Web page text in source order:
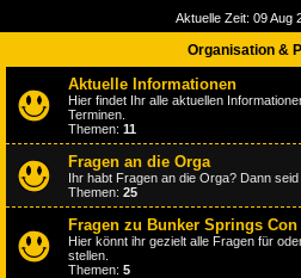
Aktuelle Zeit: 09 Aug
Organisation &
Aktuelle Informationen
Hier findet Ihr alle aktuellen
Terminen.
Themen: 11
Fragen an die Orga
Ihr habt Fragen an die Orga? Dann seid
Themen: 25
Fragen zu Bunker Springs Con
Hier könnt ihr gezielt alle Fragen für
stellen.
Themen: 5